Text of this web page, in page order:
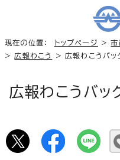
現在の位置： トップページ >市
>広報わこう > 広報わこうバッ
広報わこうバッ